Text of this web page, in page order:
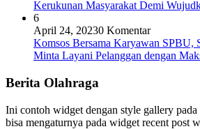
Kerukunan Masyarakat Demi
6
April 24, 20230 Komentar
Komsos Bersama Karyawan SPBU,
Minta Layani Pelanggan dengan
Berita Olahraga
Ini contoh widget dengan style gallery pada
bisa mengaturnya pada widget recent post